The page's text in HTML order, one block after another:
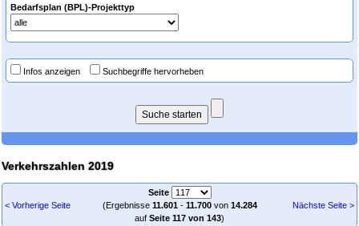
Bedarfsplan (BPL)-Projekttyp
Infos anzeigen Suchbegriffe hervorheben
Verkehrszahlen 2019
< Vorherige Seite
Seite
(Ergebnisse 11.601- 11.700von 14.284
auf Seite 117 von 143)
Nächste Seite >